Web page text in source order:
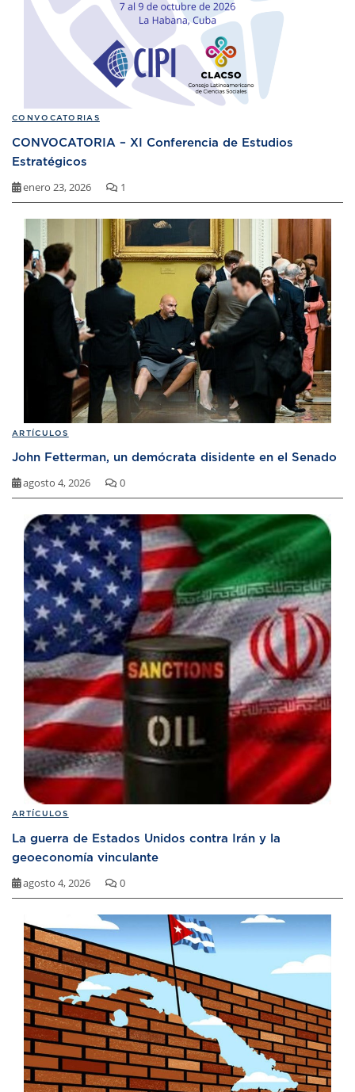
CONVOCATORIAS
CONVOCATORIA – XI Conferencia de Estudios
Estratégicos
enero 23, 2026 1
ARTÍCULOS
John Fetterman, un demócrata disidente en el Senado
agosto 4, 2026 0
ARTÍCULOS
La guerra de Estados Unidos contra Irán y la
geoeconomía vinculante
agosto 4, 2026 0